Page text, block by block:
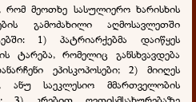
რომ მეოთხე სასულიერო ხარისხის
გამოძახილი აღმოსავლეთში
1) პატრიარქებმა დაიწყეს
ტარება, რომელიც განსხვავდება
ეპისკოპოსები; 2)
მიიღეს
ანუ საეკლესიო მმართველობის